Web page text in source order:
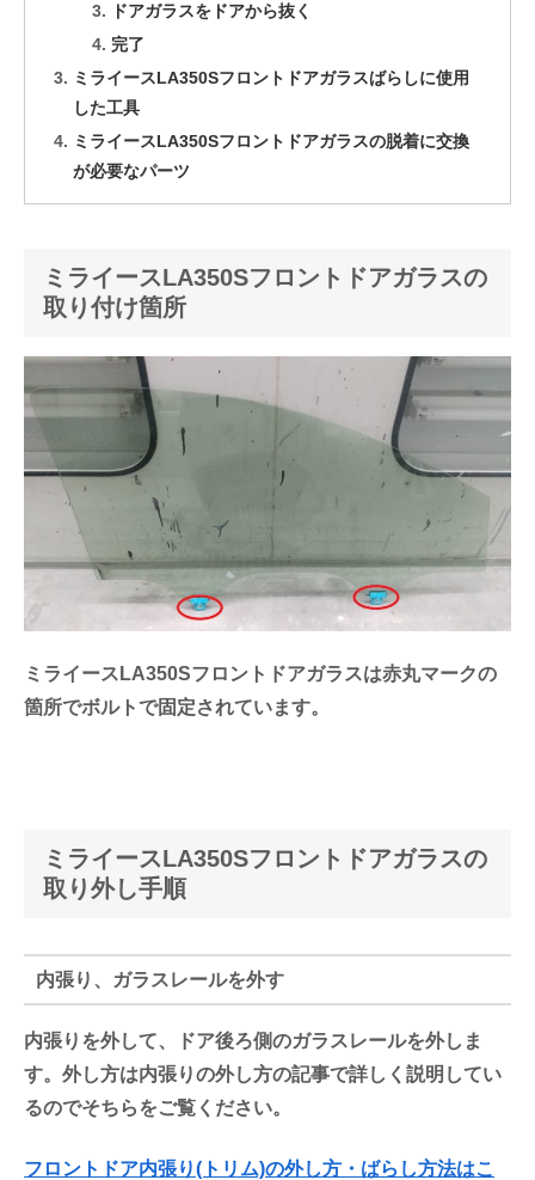
ドアガラスをドアから抜く
完了
ミライースLA350Sフロントドアガラスばらしに使用
した工具
ミライースLA350Sフロントドアガラスの脱着に交換
が必要なパーツ
ミライースLA350Sフロントドアガラスの
取り付け箇所
ミライースLA350Sフロントドアガラスは赤丸マークの
箇所でボルトで固定されています。
ミライースLA350Sフロントドアガラスの
取り外し手順
内張り、ガラスレールを外す
内張りを外して、ドア後ろ側のガラスレールを外しま
す。外し方は内張りの外し方の記事で詳しく説明してい
るのでそちらをご覧ください。
フロントドア内張り(トリム)の外し方・ばらし方法はこ